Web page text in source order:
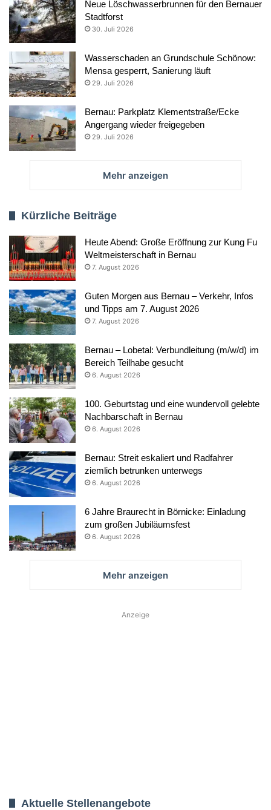
Neue Löschwasserbrunnen für den Bernauer
Stadtforst
30. Juli 2026
Wasserschaden an Grundschule Schönow:
Mensa gesperrt, Sanierung läuft
29. Juli 2026
Bernau: Parkplatz Klementstraße/Ecke
Angergang wieder freigegeben
29. Juli 2026
Mehr anzeigen
Kürzliche Beiträge
Heute Abend: Große Eröffnung zur Kung Fu
Weltmeisterschaft in Bernau
7. August 2026
Guten Morgen aus Bernau – Verkehr, Infos
und Tipps am 7. August 2026
7. August 2026
Bernau – Lobetal: Verbundleitung (m/w/d) im
Bereich Teilhabe gesucht
6. August 2026
100. Geburtstag und eine wundervoll gelebte
Nachbarschaft in Bernau
6. August 2026
Bernau: Streit eskaliert und Radfahrer
ziemlich betrunken unterwegs
6. August 2026
6 Jahre Braurecht in Börnicke: Einladung
zum großen Jubiläumsfest
6. August 2026
Mehr anzeigen
Anzeige
Aktuelle Stellenangebote